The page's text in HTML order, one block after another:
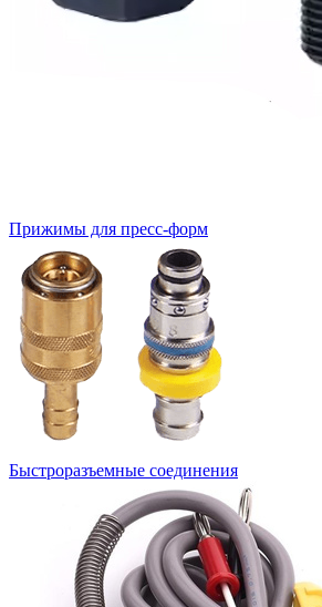
Прижимы для пресс-форм
Быстроразъемные соединения